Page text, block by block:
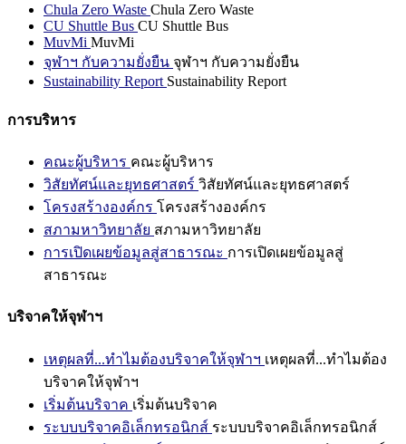
Chula Zero Waste Chula Zero Waste
CU Shuttle Bus CU Shuttle Bus
MuvMi MuvMi
จุฬาฯ กับความยั่งยืน จุฬาฯ กับความยั่งยืน
Sustainability Report Sustainability Report
การบริหาร
คณะผู้บริหาร คณะผู้บริหาร
วิสัยทัศน์และยุทธศาสตร์ วิสัยทัศน์และยุทธศาสตร์
โครงสร้างองค์กร โครงสร้างองค์กร
สภามหาวิทยาลัย สภามหาวิทยาลัย
การเปิดเผยข้อมูลสู่สาธารณะ การเปิดเผยข้อมูลสู่
สาธารณะ
บริจาคให้จุฬาฯ
เหตุผลที่...ทำไมต้องบริจาคให้จุฬาฯ เหตุผลที่...ทำไมต้อง
บริจาคให้จุฬาฯ
เริ่มต้นบริจาค เริ่มต้นบริจาค
ระบบบริจาคอิเล็กทรอนิกส์ ระบบบริจาคอิเล็กทรอนิกส์